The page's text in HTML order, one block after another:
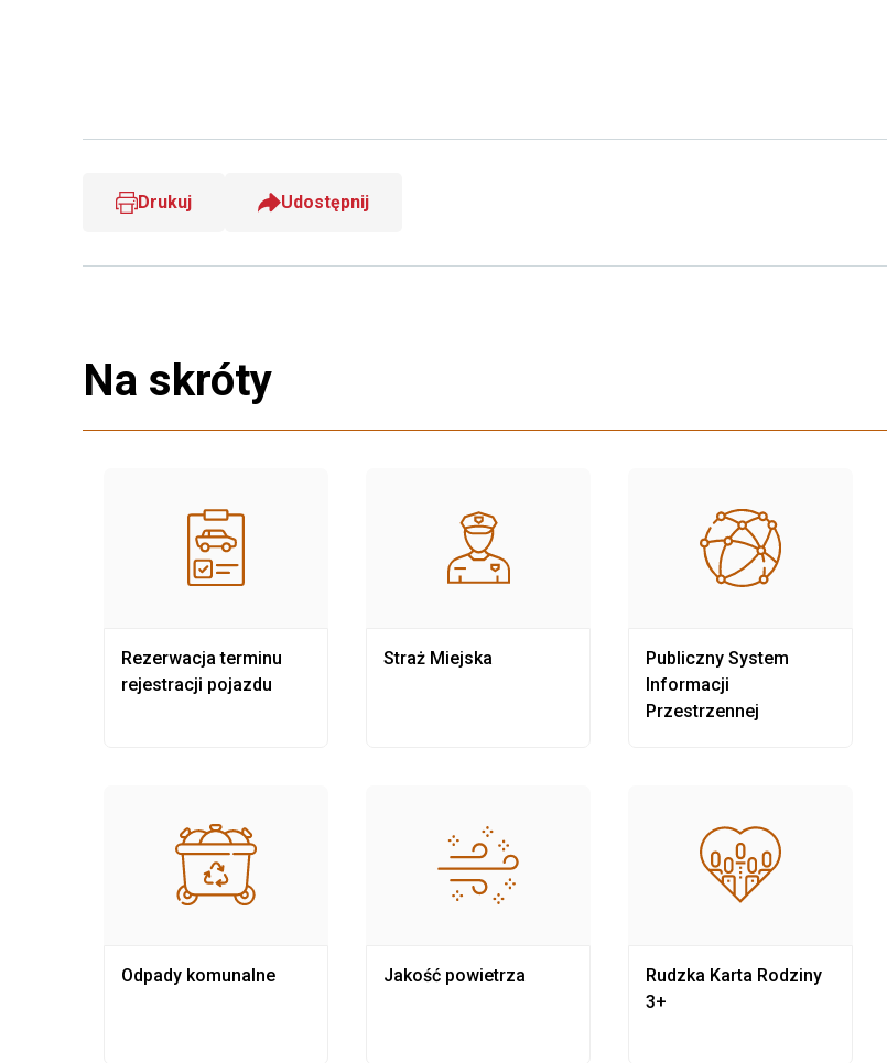
Drukuj Udostępnij
Na skróty
Rezerwacja terminu
rejestracji pojazdu
Odpady komunalne
Straż Miejska
Jakość powietrza
Publiczny System
Informacji
Przestrzennej
Rudzka Karta Rodziny
3+